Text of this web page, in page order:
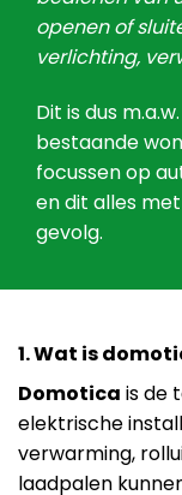
openen of
verlichting,
Dit is dus
bestaande
focussen op
en dit alles
gevolg.
1. Wat is
Domotica is de
elektrische
verwarming,
laadpalen